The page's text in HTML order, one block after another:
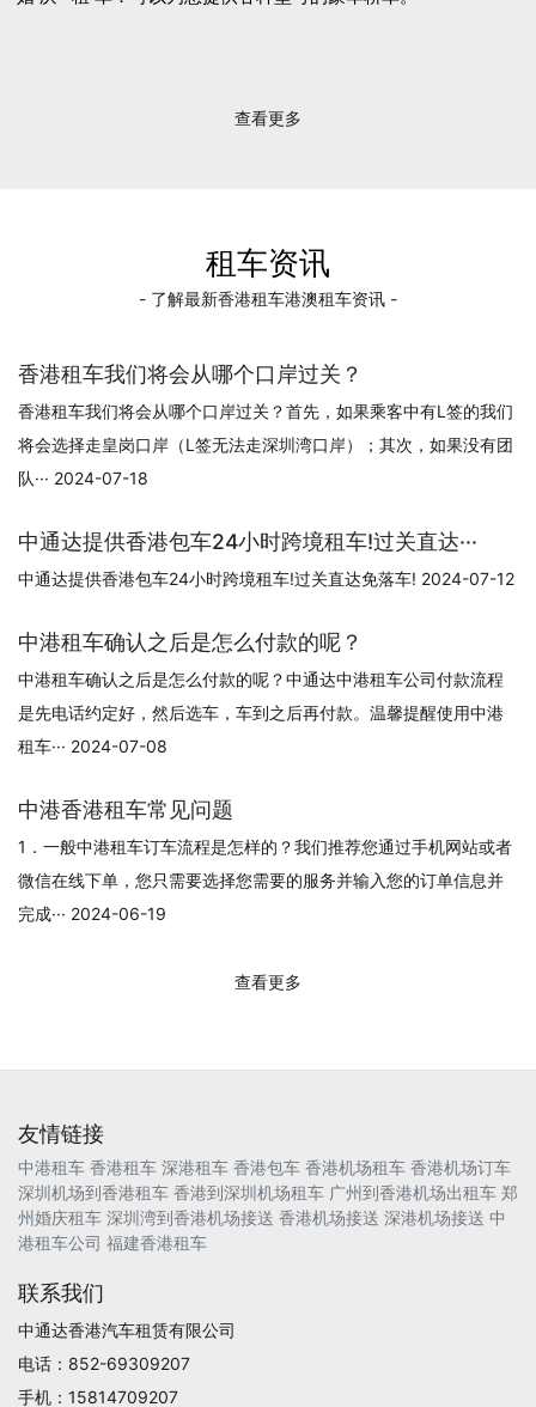
查看更多
租车资讯
- 了解最新香港租车港澳租车资讯 -
香港租车我们将会从哪个口岸过关？
香港租车我们将会从哪个口岸过关？首先，如果乘客中有L签的我们
将会选择走皇岗口岸（L签无法走深圳湾口岸）；其次，如果没有团
队··· 2024-07-18
中通达提供香港包车24小时跨境租车!过关直达···
中通达提供香港包车24小时跨境租车!过关直达免落车! 2024-07-12
中港租车确认之后是怎么付款的呢？
中港租车确认之后是怎么付款的呢？中通达中港租车公司付款流程
是先电话约定好，然后选车，车到之后再付款。温馨提醒使用中港
租车··· 2024-07-08
中港香港租车常见问题
1．一般中港租车订车流程是怎样的？我们推荐您通过手机网站或者
微信在线下单，您只需要选择您需要的服务并输入您的订单信息并
完成··· 2024-06-19
查看更多
友情链接
中港租车 香港租车 深港租车 香港包车 香港机场租车 香港机场订车
深圳机场到香港租车 香港到深圳机场租车 广州到香港机场出租车 郑
州婚庆租车 深圳湾到香港机场接送 香港机场接送 深港机场接送 中
港租车公司 福建香港租车
联系我们
中通达香港汽车租赁有限公司
电话：852-69309207
手机：15814709207